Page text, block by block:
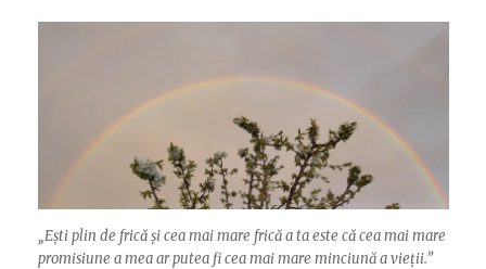
„Ești plin de frică și cea mai mare frică a ta este că cea mai mare
promisiune a mea ar putea fi cea mai mare minciună a vieții.”